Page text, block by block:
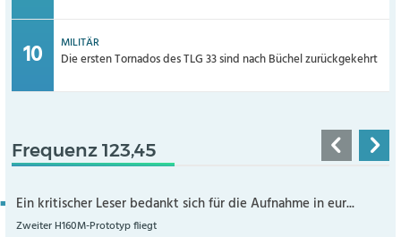
MILITÄR
Die ersten Tornados des TLG 33 sind nach Büchel zurückgekehrt
Frequenz 123,45
Ein kritischer Leser bedankt sich für die Aufnahme in eur...
Zweiter H160M-Prototyp fliegt